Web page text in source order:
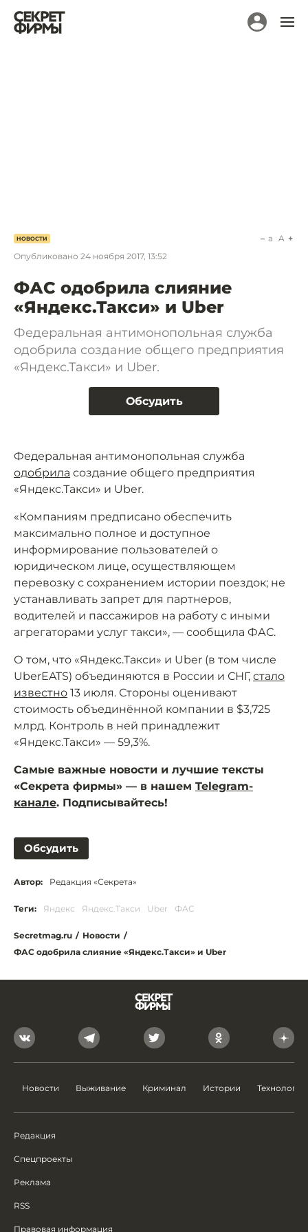
НОВОСТИ
Опубликовано 24 ноября 2017, 13:52
a A
ФАС одобрила слияние
«Яндекс.Такси» и Uber
Федеральная антимонопольная служба
одобрила создание общего предприятия
«Яндекс.Такси» и Uber.
Обсудить
Федеральная антимонопольная служба
одобрила создание общего предприятия
«Яндекс.Такси» и Uber.
«Компаниям предписано обеспечить
максимально полное и доступное
информирование пользователей о
юридическом лице, осуществляющем
перевозку с сохранением истории поездок; не
устанавливать запрет для партнеров,
водителей и пассажиров на работу с иными
агрегаторами услуг такси», — сообщила ФАС.
О том, что «Яндекс.Такси» и Uber (в том числе
UberEATS) объединяются в России и СНГ, стало
известно 13 июля. Стороны оценивают
стоимость объединённой компании в $3,725
млрд. Контроль в ней принадлежит
«Яндекс.Такси» — 59,3%.
Самые важные новости и лучшие тексты
«Секрета фирмы» — в нашем Telegram-
канале. Подписывайтесь!
Обсудить
Автор: Редакция «Секрета»
Теги: Яндекс Яндекс.Такси Uber ФАС
Secretmag.ru / Новости /
ФАС одобрила слияние «Яндекс.Такси» и Uber
Новости Выживание Криминал Истории Технологии
Редакция
Спецпроекты
Реклама
RSS
Правовая информация